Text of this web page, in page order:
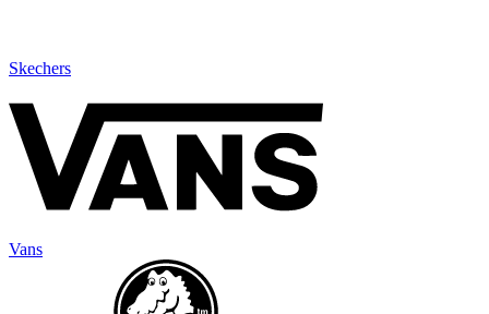
Skechers
Vans